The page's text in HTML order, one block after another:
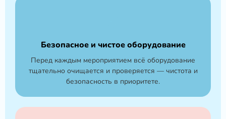
Безопасное и чистое оборудование
Перед каждым мероприятием всё оборудование
тщательно очищается и проверяется — чистота и
безопасность в приоритете.